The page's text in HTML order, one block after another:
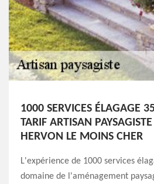
1000 SERVICES ÉLAGAGE
TARIF ARTISAN
HERVON LE MOINS CHER
L'expérience de 1000 services
domaine de l'aménagement